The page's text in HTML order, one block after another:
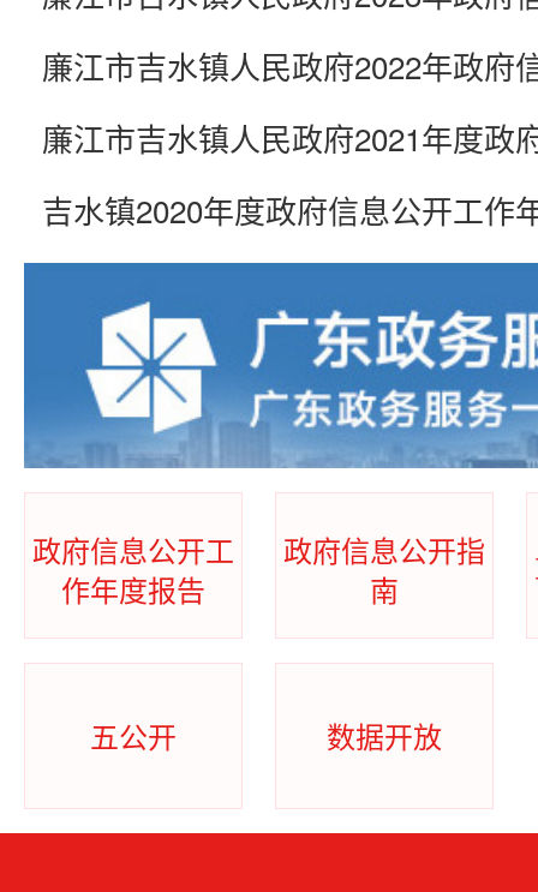
吉水镇2020年度政府信息公开工作
政府信息公开工
作年度报告
政府信息公开指
南
五公开 数据开放